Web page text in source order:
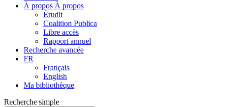
À propos À propos
Érudit
Coalition Publica
Libre accès
Rapport annuel
Recherche avancée
FR
Français
English
Ma bibliothèque
Recherche simple